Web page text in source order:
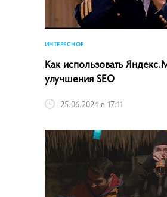
ИНТЕРЕСНОЕ
Как использовать
улучшения SEO
25.06.2024 в 17:11